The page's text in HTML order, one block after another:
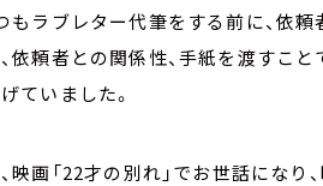
もラブレター代筆をする前に、依頼
依頼者との関係性、手紙を渡すこ
ていました。
映画「22才の別れ」でお世話になり